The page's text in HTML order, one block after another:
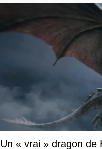
Un « vrai » dragon de